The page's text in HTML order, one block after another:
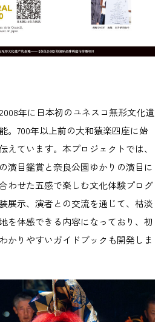
年に日本初のユネスコ無形文化遺
。700年以上前の大和猿楽四座に始
えています。本プロジェクトでは、
演目鑑賞と奈良公園ゆかりの演目に
わせた五感で楽しむ文化体験プログ
展示、演者との交流を通じて、枯淡
を体感できる内容になっており、初
かりやすいガイドブックも開発しま